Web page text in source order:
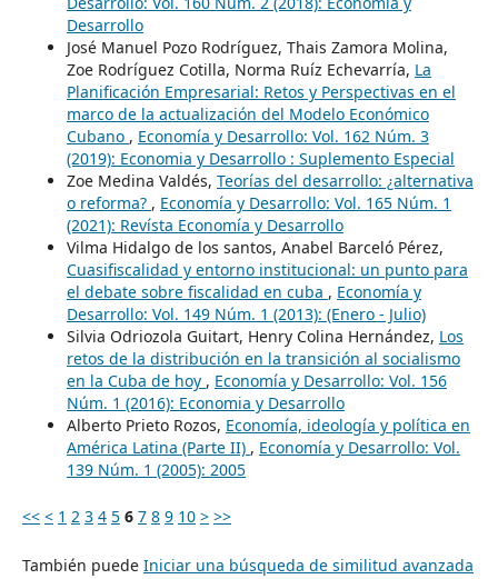
Desarrollo
José Manuel Pozo Rodríguez, Thais Zamora Molina,
Zoe Rodríguez Cotilla, Norma Ruíz Echevarría, La
Planificación Empresarial: Retos y Perspectivas en el
marco de la actualización del Modelo Económico
Cubano , Economía y Desarrollo: Vol. 162 Núm. 3
(2019): Economia y Desarrollo : Suplemento Especial
Zoe Medina Valdés, Teorías del desarrollo: ¿alternativa
o reforma? , Economía y Desarrollo: Vol. 165 Núm. 1
(2021): Revísta Economía y Desarrollo
Vilma Hidalgo de los santos, Anabel Barceló Pérez,
Cuasifiscalidad y entorno institucional: un punto para
el debate sobre fiscalidad en cuba , Economía y
Desarrollo: Vol. 149 Núm. 1 (2013): (Enero - Julio)
Silvia Odriozola Guitart, Henry Colina Hernández, Los
retos de la distribución en la transición al socialismo
en la Cuba de hoy , Economía y Desarrollo: Vol. 156
Núm. 1 (2016): Economia y Desarrollo
Alberto Prieto Rozos, Economía, ideología y política en
América Latina (Parte II) , Economía y Desarrollo: Vol.
139 Núm. 1 (2005): 2005
<< < 1 2 3 4 5 6 7 8 9 10 > >>
También puede Iniciar una búsqueda de similitud avanzada